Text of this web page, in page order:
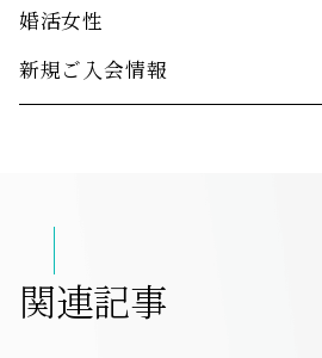
婚活女性
新規ご入会情報
関連記事